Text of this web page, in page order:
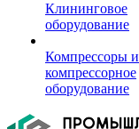
Клининговое
оборудование
Компрессоры и
компрессорное
оборудование